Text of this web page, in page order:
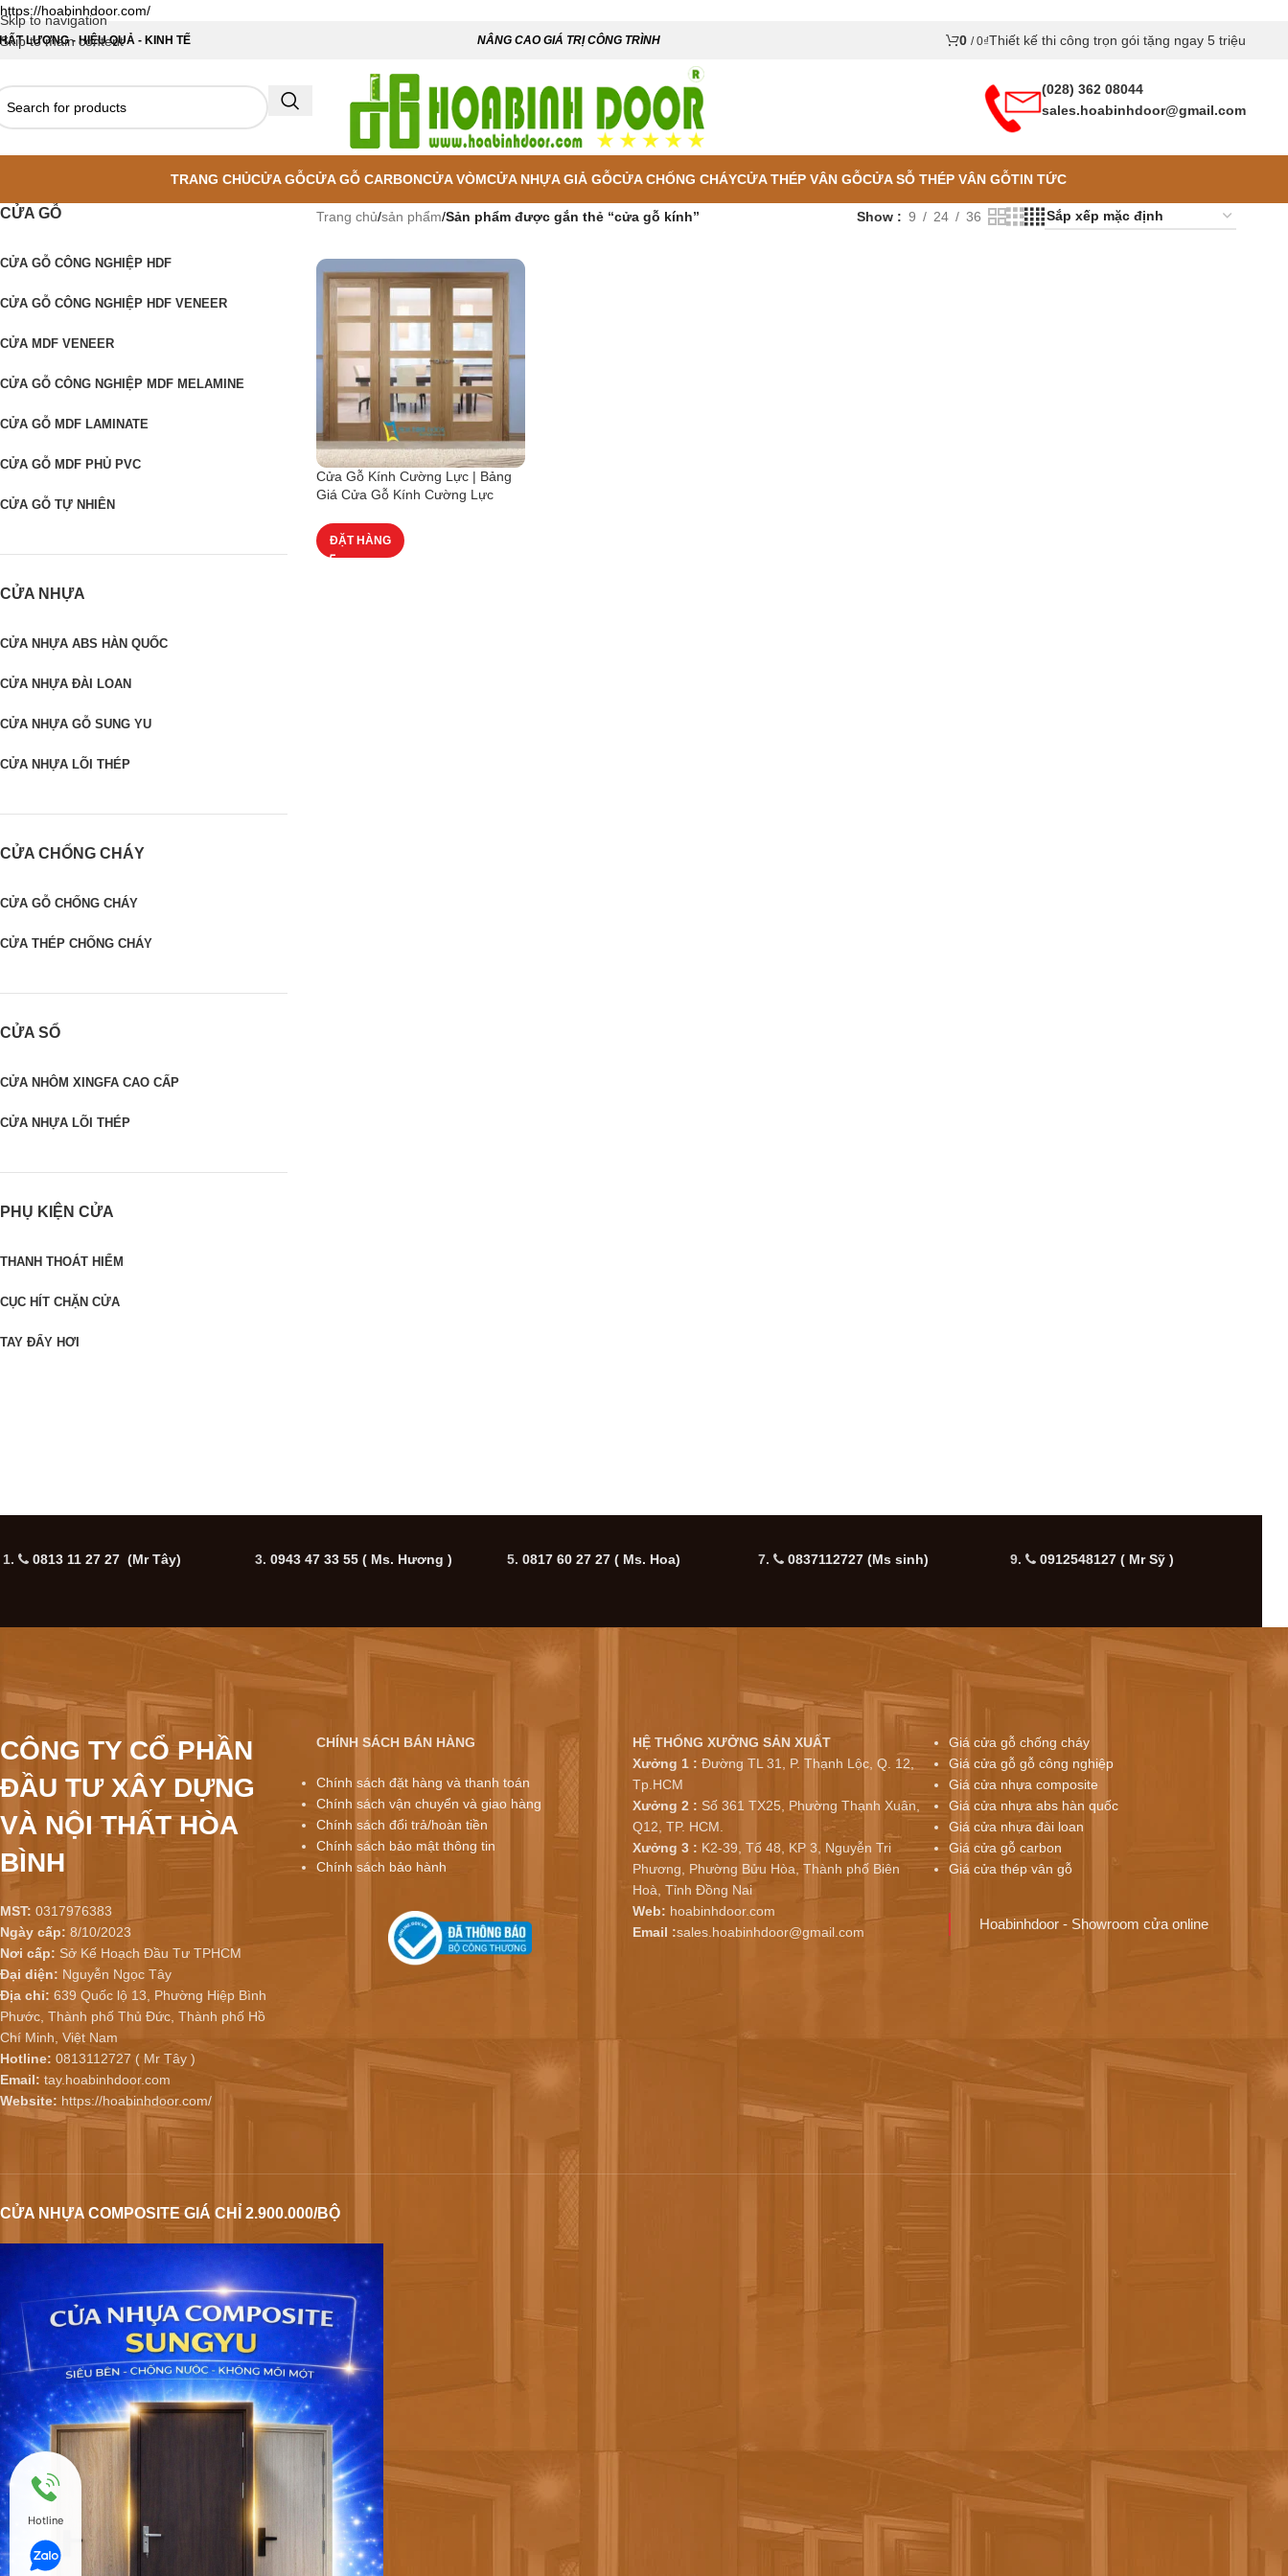
https://hoabinhdoor.com/
Skip to navigation
Skip to main content
LƯỢNG - HIỆU QUẢ - KINH TẾ NÂNG CAO GIÁ TRỊ CÔNG TRÌNH 0 / 0₫Thiết kế thi công trọn gói tặng ngay 5 triệu
(028) 362 08044
sales.hoabinhdoor@gmail.com
TRANG CHỦCỬA GỖCỬA GỖ CARBONCỬA VÒMCỬA NHỰA GIẢ GỖCỬA CHỐNG CHÁYCỬA THÉP VÂN GỖCỬA SỖ THÉP VÂN GỖTIN TỨC
CỬA GỖ
CỬA GỖ CÔNG NGHIỆP HDF
CỬA GỖ CÔNG NGHIỆP HDF VENEER
CỬA MDF VENEER
CỬA GỖ CÔNG NGHIỆP MDF MELAMINE
CỬA GỖ MDF LAMINATE
CỬA GỖ MDF PHỦ PVC
CỬA GỖ TỰ NHIÊN
CỬA NHỰA
CỬA NHỰA ABS HÀN QUỐC
CỬA NHỰA ĐÀI LOAN
CỬA NHỰA GỖ SUNG YU
CỬA NHỰA LÕI THÉP
CỬA CHỐNG CHÁY
CỬA GỖ CHỐNG CHÁY
CỬA THÉP CHỐNG CHÁY
CỬA SỔ
CỬA NHÔM XINGFA CAO CẤP
CỬA NHỰA LÕI THÉP
PHỤ KIỆN CỬA
THANH THOÁT HIỂM
CỤC HÍT CHẶN CỬA
TAY ĐẨY HƠI
Trang chủ/sản phẩm/Sản phẩm được gắn thẻ “cửa gỗ kính” Show 9 24 36
Cửa Gỗ Kính Cường Lực | Bảng
Giá Cửa Gỗ Kính Cường Lực
ĐẶT HÀNG
1. 0813 11 27 27 (Mr Tây) 3. 0943 47 33 55( Ms. Hương ) 5. 0817 60 27 27( Ms. Hoa) 7. 0837112727 (Ms sinh) 9. 0912548127 ( Mr Sỹ )
CÔNG TY CỔ PHẦN
ĐẦU TƯ XÂY DỰNG
VÀ NỘI THẤT HÒA
BÌNH
MST: 0317976383
Ngày cấp: 8/10/2023
Nơi cấp: Sở Kế Hoạch Đầu Tư TPHCM
Đại diện: Nguyễn Ngọc Tây
Địa chỉ: 639 Quốc lộ 13, Phường Hiệp Bình
Phước, Thành phố Thủ Đức, Thành phố Hồ
Chí Minh, Việt Nam
Hotline: 0813112727 ( Mr Tây )
Email: tay.hoabinhdoor.com
Website: https://hoabinhdoor.com/
CHÍNH SÁCH BÁN HÀNG
Chính sách đặt hàng và thanh toán
Chính sách vận chuyển và giao hàng
Chính sách đổi trả/hoàn tiền
Chính sách bảo mật thông tin
Chính sách bảo hành
HỆ THỐNG XƯỞNG SẢN XUẤT
Xưởng 1 : Đường TL 31, P. Thạnh Lộc, Q. 12,
Tp.HCM
Xưởng 2 : Số 361 TX25, Phường Thạnh Xuân,
Q12, TP. HCM.
Xưởng 3 : K2-39, Tổ 48, KP 3, Nguyễn Tri
Phương, Phường Bửu Hòa, Thành phố Biên
Hoà, Tỉnh Đồng Nai
Web: hoabinhdoor.com
Email :sales.hoabinhdoor@gmail.com
Giá cửa gỗ chống cháy
Giá cửa gỗ gỗ công nghiệp
Giá cửa nhựa composite
Giá cửa nhựa abs hàn quốc
Giá cửa nhựa đài loan
Giá cửa gỗ carbon
Giá cửa thép vân gỗ
Hoabinhdoor - Showroom cửa online
CỬA NHỰA COMPOSITE GIÁ CHỈ 2.900.000/BỘ
Hotline